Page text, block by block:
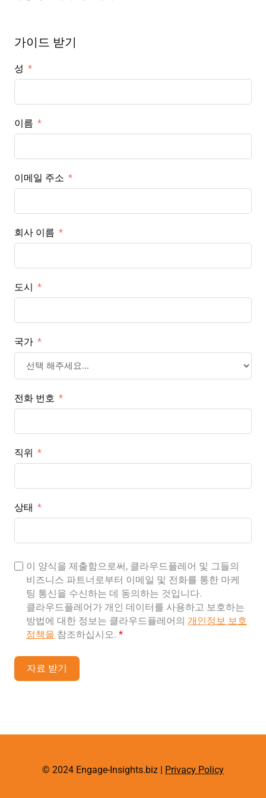
가이드 받기
성
이름
이메일 주소
회사 이름
도시
국가
전화 번호
직위
상태
이 양식을 제출함으로써, 클라우드플레어 및 그들의
비즈니스 파트너로부터 이메일 및 전화를 통한 마케
팅 통신을 수신하는 데 동의하는 것입니다.
클라우드플레어가 개인 데이터를 사용하고 보호하는
방법에 대한 정보는 클라우드플레어의 개인정보 보호
정책을 참조하십시오. *
자료 받기
© 2024 Engage-Insights.biz | Privacy Policy